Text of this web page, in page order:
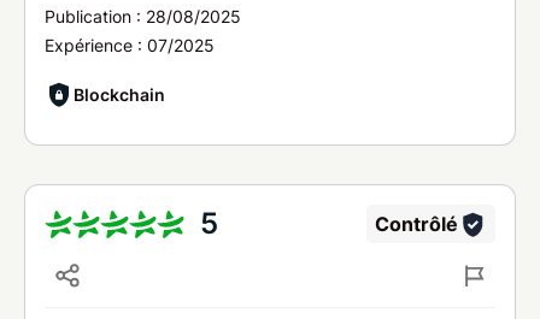
Publication : 28/08/2025
Expérience : 07/2025
Blockchain
5 Contrôlé